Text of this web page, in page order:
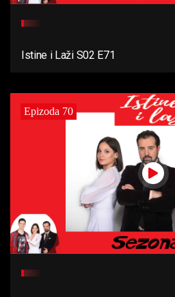
Istine i Laži S02 E71
Epizoda 70